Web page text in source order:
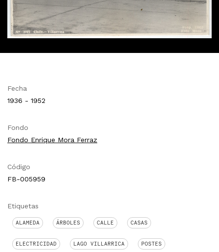
Fecha
1936 - 1952
Fondo
Fondo Enrique Mora Ferraz
Código
FB-005959
Etiquetas
ALAMEDA ÁRBOLES CALLE CASAS
ELECTRICIDAD LAGO VILLARRICA POSTES